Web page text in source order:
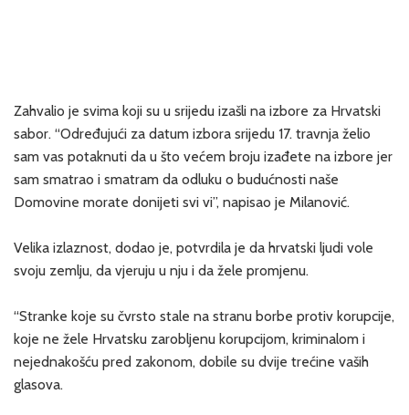
Zahvalio je svima koji su u srijedu izašli na izbore za Hrvatski
sabor. “Određujući za datum izbora srijedu 17. travnja želio
sam vas potaknuti da u što većem broju izađete na izbore jer
sam smatrao i smatram da odluku o budućnosti naše
Domovine morate donijeti svi vi”, napisao je Milanović.
Velika izlaznost, dodao je, potvrdila je da hrvatski ljudi vole
svoju zemlju, da vjeruju u nju i da žele promjenu.
“Stranke koje su čvrsto stale na stranu borbe protiv korupcije,
koje ne žele Hrvatsku zarobljenu korupcijom, kriminalom i
nejednakošću pred zakonom, dobile su dvije trećine vaših
glasova.